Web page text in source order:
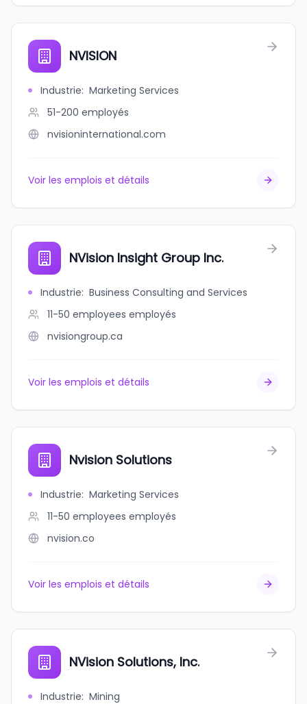
NVISION
Industrie: Marketing Services
51-200 employés
nvisioninternational.com
Voir les emplois et détails
NVision Insight Group Inc.
Industrie: Business Consulting and Services
11-50 employees employés
nvisiongroup.ca
Voir les emplois et détails
Nvision Solutions
Industrie: Marketing Services
11-50 employees employés
nvision.co
Voir les emplois et détails
NVision Solutions, Inc.
Industrie: Mining